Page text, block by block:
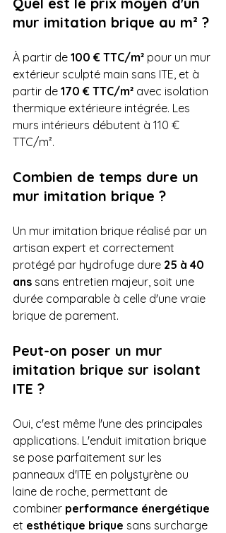
mur imitation brique au m² ?
À partir de 100 € TTC/m² pour un mur
extérieur sculpté main sans ITE, et à
partir de 170 € TTC/m² avec isolation
thermique extérieure intégrée. Les
murs intérieurs débutent à 110 €
TTC/m².
Combien de temps dure un
mur imitation brique ?
Un mur imitation brique réalisé par un
artisan expert et correctement
protégé par hydrofuge dure 25 à 40
ans sans entretien majeur, soit une
durée comparable à celle d'une vraie
brique de parement.
Peut-on poser un mur
imitation brique sur isolant
ITE ?
Oui, c'est même l'une des principales
applications. L'enduit imitation brique
se pose parfaitement sur les
panneaux d'ITE en polystyrène ou
laine de roche, permettant de
combiner performance énergétique
et esthétique brique sans surcharge